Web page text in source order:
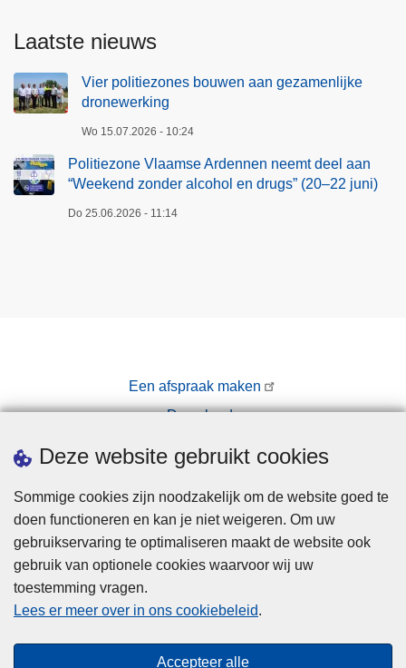
Deze website gebruikt cookies
Sommige cookies zijn noodzakelijk om de website goed te
doen functioneren en kan je niet weigeren. Om uw
gebruikservaring te optimaliseren maakt de website ook
gebruik van optionele cookies waarvoor wij uw
toestemming vragen.
Lees er meer over in ons cookiebeleid.
Accepteer alle
Laatste nieuws
Vier politiezones bouwen aan gezamenlijke
dronewerking
Wo 15.07.2026 - 10:24
Politiezone Vlaamse Ardennen neemt deel aan
“Weekend zonder alcohol en drugs” (20–22 juni)
Do 25.06.2026 - 11:14
Een afspraak maken
Downloads
Privacy
Cookies